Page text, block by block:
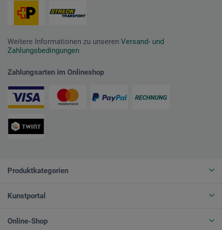
Weitere Informationen zu unseren Versand- und
Zahlungsbedingungen
Zahlungsarten im Onlineshop
Produktkategorien
Kunstportal
Online-Shop